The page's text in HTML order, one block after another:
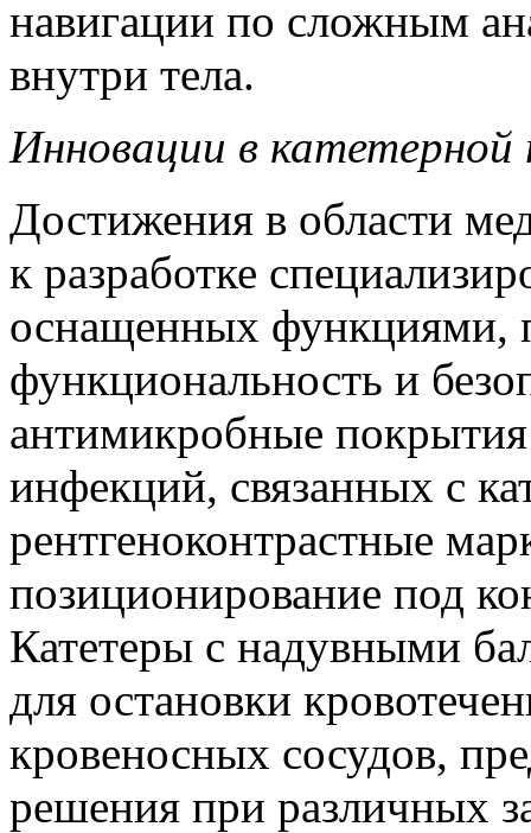
навигации по сложным
внутри тела.
Инновации в катетерной
Достижения в области
к разработке
оснащенных
функциональность и
антимикробные
инфекций, связанных с
рентгеноконтрастные
позиционирование под
Катетеры с надувными
для остановки
кровеносных сосудов,
решения при различных